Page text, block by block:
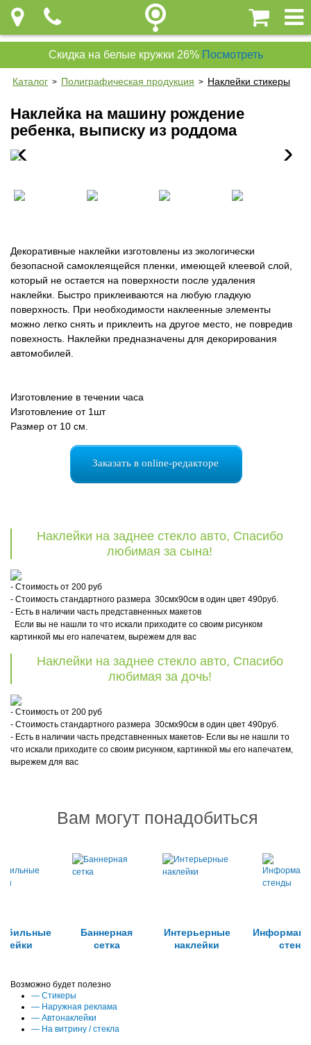
Скидка на белые кружки 26% Посмотреть
Каталог > Полиграфическая продукция > Наклейки стикеры
Наклейка на машину рождение
ребенка, выписку из роддома
Декоративные наклейки изготовлены из экологически
безопасной самоклеящейся пленки, имеющей клеевой слой,
который не остается на поверхности после удаления
наклейки. Быстро приклеиваются на любую гладкую
поверхность. При необходимости наклеенные элементы
можно легко снять и приклеить на другое место, не повредив
повехность. Наклейки предназначены для декорирования
автомобилей.
Изготовление в течении часа
Изготовление от 1шт
Размер от 10 см.
Заказать в online-редакторе
Наклейки на заднее стекло авто, Спасибо
любимая за сына!
- Стоимость от 200 руб
- Стоимость стандартного размера 30смх90см в один цвет 490руб.
- Есть в наличии часть представненных макетов
Если вы не нашли то что искали приходите со своим рисунком
картинкой мы его напечатем, вырежем для вас
Наклейки на заднее стекло авто, Спасибо
любимая за дочь!
- Стоимость от 200 руб
- Стоимость стандартного размера 30смх90см в один цвет 490руб.
- Есть в наличии часть представненных макетов- Если вы не нашли то
что искали приходите со своим рисунком, картинкой мы его напечатем,
вырежем для вас
Вам могут понадобиться
Баннерная
сетка
Интерьерные
наклейки
Возможно будет полезно
— Стикеры
— Наружная реклама
— Автонаклейки
— На витрину / стекла